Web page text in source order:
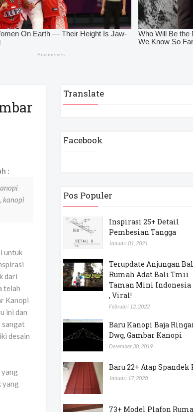
:
kanopi
untuk
dari
telah
Kanopi
ini dan
sangat
desain
yang
yang
Translate
Facebook
Pos Populer
Inspirasi 25+ Detail
Pembesian Tangga
Januari 01, 2021
Terupdate Anjungan
Rumah Adat Bali Tmii
Taman Mini Indonesia
, Viral!
Februari 12, 2022
Baru Kanopi Baja
Dwg, Gambar Kanopi
Desember 30, 2019
Baru 22+ Atap Spandek
Januari 17, 2020
73+ Model Plafon